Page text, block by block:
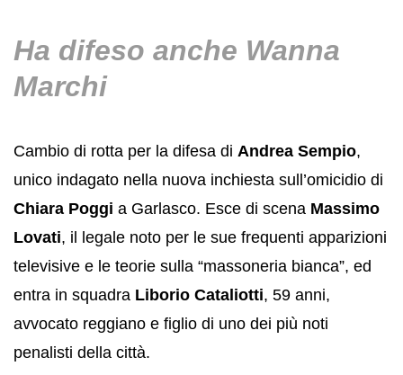
Ha difeso anche Wanna
Marchi
Cambio di rotta per la difesa di Andrea Sempio,
unico indagato nella nuova inchiesta sull’omicidio di
Chiara Poggi a Garlasco. Esce di scena Massimo
Lovati, il legale noto per le sue frequenti apparizioni
televisive e le teorie sulla “massoneria bianca”, ed
entra in squadra Liborio Cataliotti, 59 anni,
avvocato reggiano e figlio di uno dei più noti
penalisti della città.